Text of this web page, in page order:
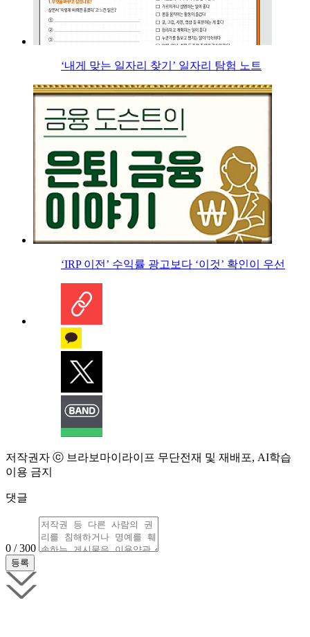
‘내게 맞는 일자리 찾기’ 일자리 탐험 노트
‘IRP 이전’ 수익률 광고보다 ‘이것’ 확인이 우선
저작권자 ⓒ 브라보마이라이프 무단전재 및 재배포, AI학습
이용 금지
댓글
0 / 300